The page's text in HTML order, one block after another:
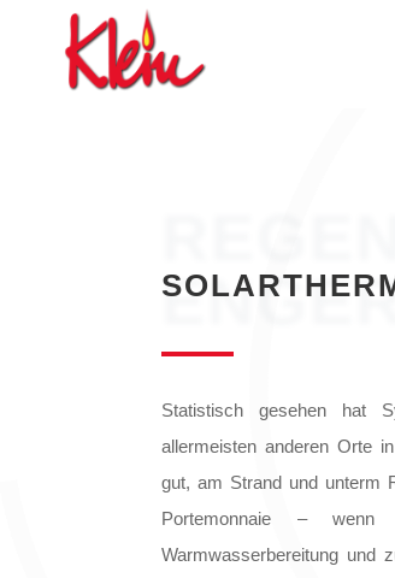
Statistisch gesehen hat
allermeisten anderen Orte
gut, am Strand und unterm
Portemonnaie – wenn
Warmwasserbereitung und